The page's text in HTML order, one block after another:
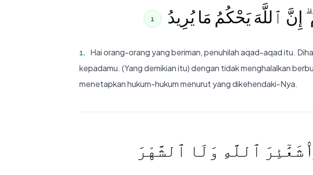
ٱللَّهَ يَحْكُمُ مَا يُرِيدُ
1
1.
Hai orang-orang yang beriman, penuhilah aqad-aqad itu.
kepadamu. (Yang demikian itu) dengan tidak menghalalkan
menetapkan hukum-hukum menurut yang dikehendaki-Nya.
شَعَٰٓئِرَ ٱللَّهِ وَلَا ٱلشَّهْرَ